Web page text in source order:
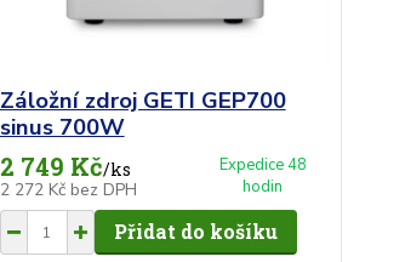
Záložní zdroj GETI GEP700
sinus 700W
2 749 Kč/ks
2 272 Kč bez DPH
Expedice 48
hodin
Přidat do košíku